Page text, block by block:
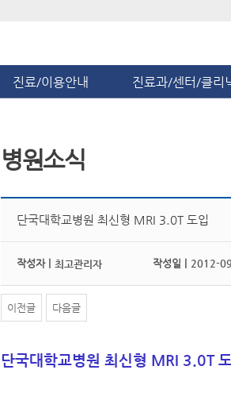
진료/이용안내 진료과/센터/클리
병원소식
단국대학교병원 최신형 MRI 3.0T 도입
작성자 | 최고관리자 작성일 | 2012-
이전글 다음글
단국대학교병원 최신형 MRI 3.0T